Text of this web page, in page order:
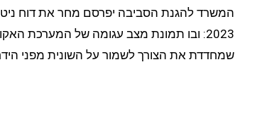
המשרד להגנת הסביבה יפרסם מחר את דוח
2023: ובו תמונת מצב עגומה של המערכת
שמחדדת את הצורך לשמור על השונית מפני